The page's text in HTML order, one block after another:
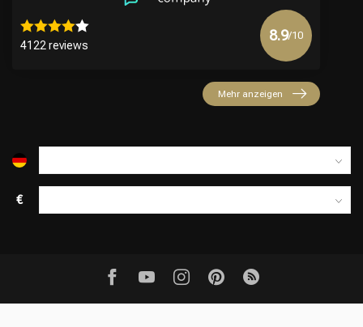
4122 reviews
8.9/10
Mehr anzeigen
€